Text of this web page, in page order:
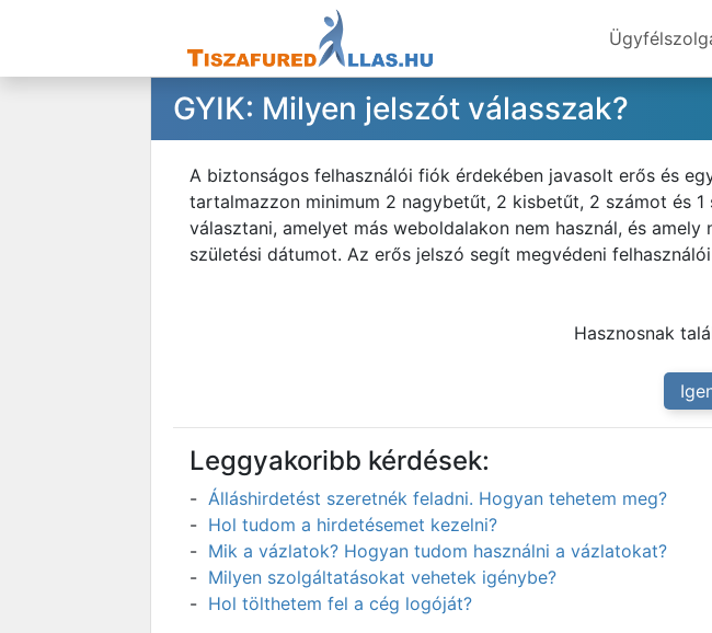
GYIK: Milyen jelszót válasszak?
A biztonságos felhasználói fiók érdekében javasolt erős és
tartalmazzon minimum 2 nagybetűt, 2 kisbetűt, 2 számot és
választani, amelyet más weboldalakon nem használ, és
születési dátumot. Az erős jelszó segít megvédeni
Hasznosnak
Leggyakoribb kérdések:
Álláshirdetést szeretnék feladni. Hogyan tehetem meg?
Hol tudom a hirdetésemet kezelni?
Mik a vázlatok? Hogyan tudom használni a vázlatokat?
Milyen szolgáltatásokat vehetek igénybe?
Hol tölthetem fel a cég logóját?